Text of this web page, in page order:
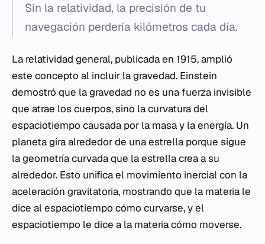
Sin la relatividad, la precisión de tu
navegación perdería kilómetros cada día.
La relatividad general, publicada en 1915, amplió
este concepto al incluir la gravedad. Einstein
demostró que la gravedad no es una fuerza invisible
que atrae los cuerpos, sino la curvatura del
espaciotiempo causada por la masa y la energía. Un
planeta gira alrededor de una estrella porque sigue
la geometría curvada que la estrella crea a su
alrededor. Esto unifica el movimiento inercial con la
aceleración gravitatoria, mostrando que la materia le
dice al espaciotiempo cómo curvarse, y el
espaciotiempo le dice a la materia cómo moverse.